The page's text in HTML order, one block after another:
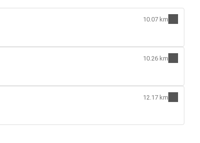
10.07 km
10.26 km
12.17 km